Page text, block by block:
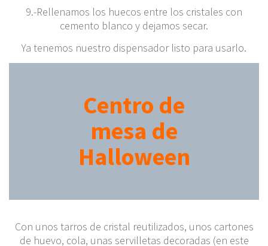
9.-Rellenamos los huecos entre los cristales con
cemento blanco y dejamos secar.
Ya tenemos nuestro dispensador listo para usarlo.
Centro de
mesa de
Halloween
Con unos tarros de cristal reutilizados, unos cartones
de huevo, cola, unas servilletas decoradas (en este